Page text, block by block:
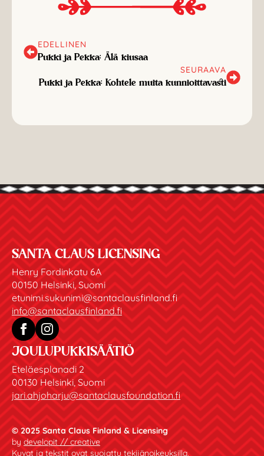
EDELLINEN
Pukki ja Pekka: Älä kiusaa
SEURAAVA
Pukki ja Pekka: Kohtele muita kunnioittavasti
SANTA CLAUS LICENSING
Henry Fordinkatu 6A
00150 Helsinki, Suomi
etunimi.sukunimi@santaclausfinland.fi
info@santaclausfinland.fi
JOULUPUKKISÄÄTIÖ
Eteläesplanadi 2
00130 Helsinki, Suomi
jari.ahjoharju@santaclausfoundation.fi
© 2025 Santa Claus Finland & Licensing
by developit // creative
Kuvat ja tekstit ovat suojattu tekijänoikeuksilla.